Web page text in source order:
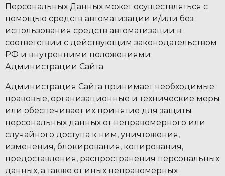
Персональных Данных может осуществляться с
помощью средств автоматизации и/или без
использования средств автоматизации в
соответствии с действующим законодательством
РФ и внутренними положениями
Администрации Сайта.
Администрация Сайта принимает необходимые
правовые, организационные и технические меры
или обеспечивает их принятие для защиты
персональных данных от неправомерного или
случайного доступа к ним, уничтожения,
изменения, блокирования, копирования,
предоставления, распространения персональных
данных, а также от иных неправомерных